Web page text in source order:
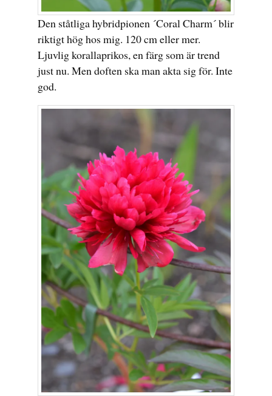
Den ståtliga hybridpionen ´Coral Charm´ blir
riktigt hög hos mig. 120 cm eller mer.
Ljuvlig korallaprikos, en färg som är trend
just nu. Men doften ska man akta sig för. Inte
god.